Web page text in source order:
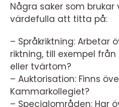
Några saker som brukar
värdefulla att titta på:
– Språkriktning: Arbetar
riktning, till exempel
eller tvärtom?
– Auktorisation: Finns
Kammarkollegiet?
– Specialområden: Har